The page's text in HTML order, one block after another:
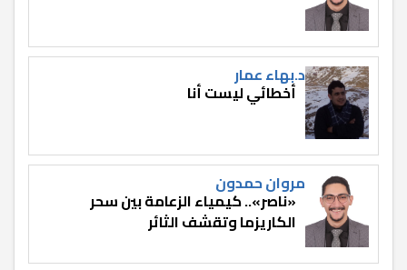
د.بهاء عمار
أخطائي ليست أنا
مروان حمدون
«ناصر».. كيمياء الزعامة بين سحر
الكاريزما وتقشف الثائر